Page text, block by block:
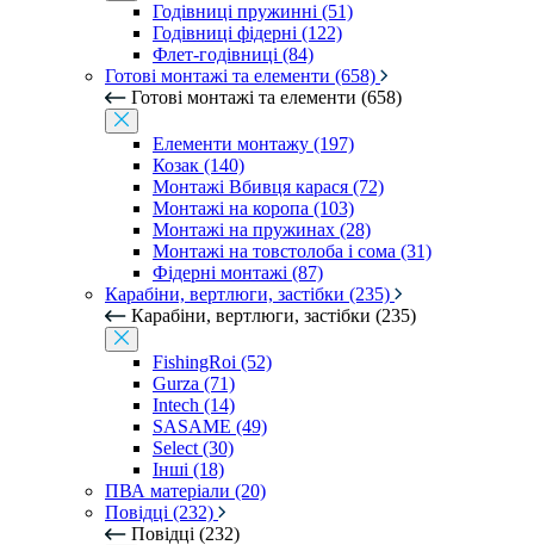
Годівниці пружинні (51)
Годівниці фідерні (122)
Флет-годівниці (84)
Готові монтажі та елементи (658)
Готові монтажі та елементи (658)
Елементи монтажу (197)
Козак (140)
Монтажі Вбивця карася (72)
Монтажі на коропа (103)
Монтажі на пружинах (28)
Монтажі на товстолоба і сома (31)
Фідерні монтажі (87)
Карабіни, вертлюги, застібки (235)
Карабіни, вертлюги, застібки (235)
FishingRoi (52)
Gurza (71)
Intech (14)
SASAME (49)
Select (30)
Інші (18)
ПВА матеріали (20)
Повідці (232)
Повідці (232)